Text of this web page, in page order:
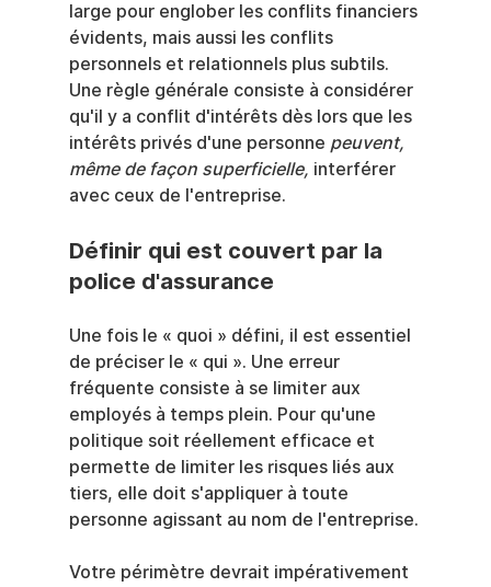
large pour englober les conflits financiers
évidents, mais aussi les conflits
personnels et relationnels plus subtils.
Une règle générale consiste à considérer
qu'il y a conflit d'intérêts dès lors que les
intérêts privés d'une personne peuvent,
même de façon superficielle, interférer
avec ceux de l'entreprise.
Définir qui est couvert par la
police d'assurance
Une fois le « quoi » défini, il est essentiel
de préciser le « qui ». Une erreur
fréquente consiste à se limiter aux
employés à temps plein. Pour qu'une
politique soit réellement efficace et
permette de limiter les risques liés aux
tiers, elle doit s'appliquer à toute
personne agissant au nom de l'entreprise.
Votre périmètre devrait impérativement